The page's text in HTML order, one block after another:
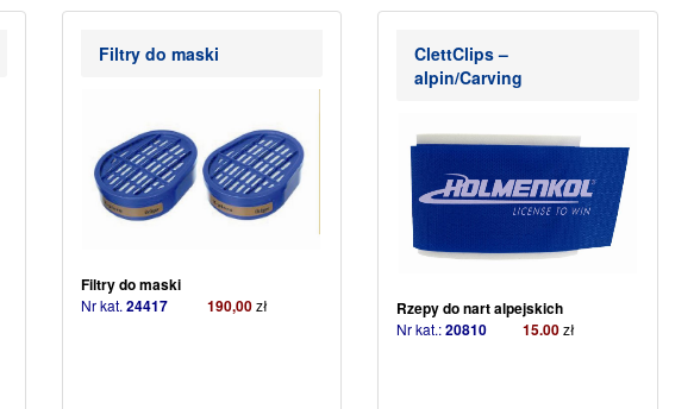
Filtry do maski
Filtry do maski
Nr kat. 24417 190,00 zł
ClettClips –
alpin/Carving
Rzepy do nart alpejskich
Nr kat.:2081015.00zł